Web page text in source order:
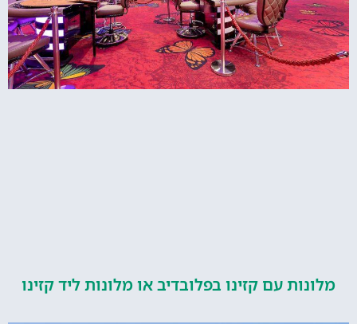
עם קזינו בפלובדיב או מלונות ליד קזינו